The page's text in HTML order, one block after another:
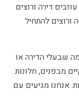
דירה ורוצים
ורוצים להתחיל
שבעלי הדירה או
מבפנים, חלונות
אנחנו מגיעים עם